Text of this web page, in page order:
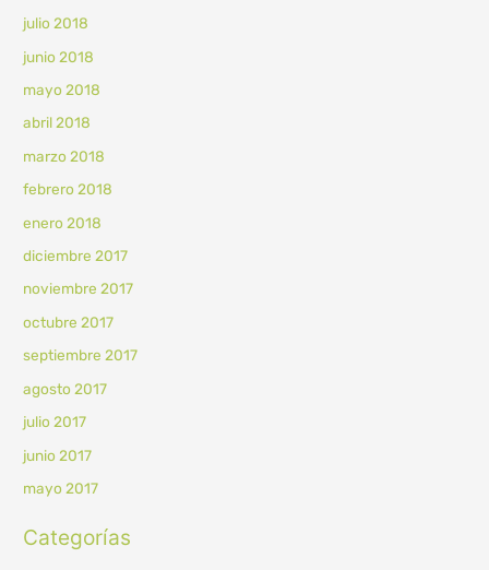
julio 2018
junio 2018
mayo 2018
abril 2018
marzo 2018
febrero 2018
enero 2018
diciembre 2017
noviembre 2017
octubre 2017
septiembre 2017
agosto 2017
julio 2017
junio 2017
mayo 2017
Categorías